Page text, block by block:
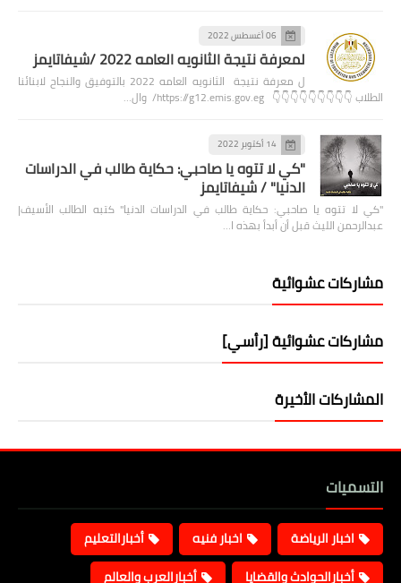
06 أغسطس 2022
لمعرفة نتيجة الثانويه العامه 2022 /شيفاتايمز
ل معرفة نتيجة الثانويه العامه 2022 بالتوفيق والنجاح لابنائنا
الطلاب 👇👇👇👇👇👇👇👇👇 https://g12.emis.gov.eg/ وال…
14 أكتوبر 2022
"كي لا تتوه يا صاحبي: حكاية طالب في الدراسات
الدنيا" / شيفاتايمز
"كي لا تتوه يا صاحبي: حكاية طالب في الدراسات الدنيا" كتبه الطالب الأسيف|
عبدالرحمن الليث قبل أن أبدأ بهذه ا…
مشاركات عشوائية
مشاركات عشوائية [رأسي]
المشاركات الأخيرة
التسميات
اخبار الرياضة اخبار فنيه
أخبارالتعليم
أخبارالحوادث والقضايا
أخبارالعرب والعالم